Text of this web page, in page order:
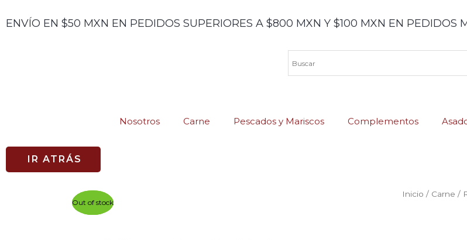
alENVÍO EN $50 MXN EN PEDIDOS SUPERIORES A $800 MXN Y $100 MXN EN PEDIDOS
Nosotros Carne Pescados y Mariscos Complementos
IR ATRÁS
Out of stock
Out of stock
Inicio / Carne /